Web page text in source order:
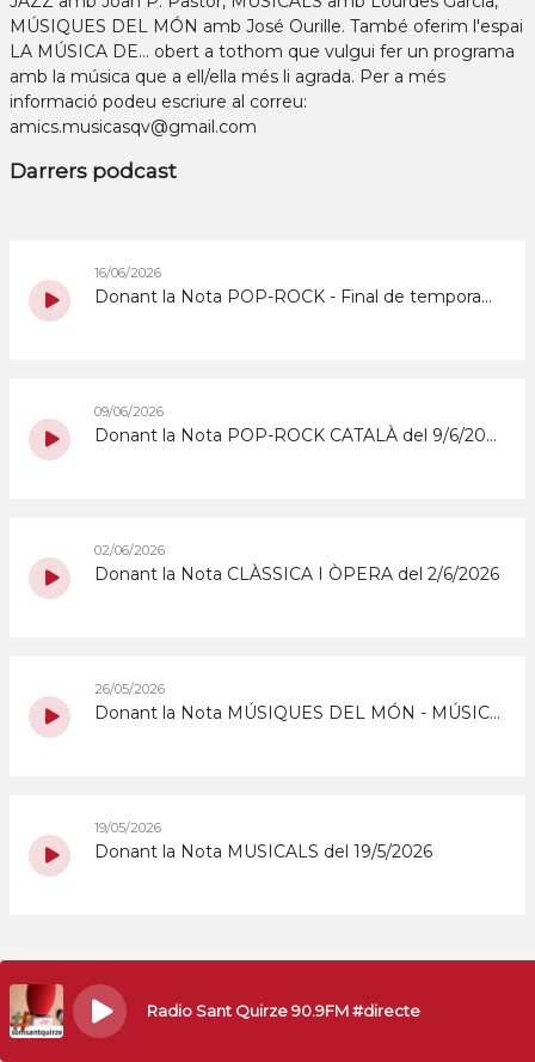
MÚSIQUES DEL MÓN amb José Ourille. També oferim l'espai
LA MÚSICA DE... obert a tothom que vulgui fer un programa
amb la música que a ell/ella més li agrada. Per a més
informació podeu escriure al correu:
amics.musicasqv@gmail.com
Darrers podcast
16/06/2026
Donant la Nota POP-ROCK - Final de temporada del 16/6/2026
09/06/2026
Donant la Nota POP-ROCK CATALÀ del 9/6/2026
02/06/2026
Donant la Nota CLÀSSICA I ÒPERA del 2/6/2026
26/05/2026
Donant la Nota MÚSIQUES DEL MÓN - MÚSICA JUEVA del 26/5/2026
19/05/2026
Donant la Nota MUSICALS del 19/5/2026
Radio Sant Quirze 90.9FM #directe